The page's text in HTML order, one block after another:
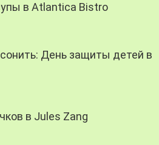
в Atlantica Bistro
День защиты детей в
в Jules Zang